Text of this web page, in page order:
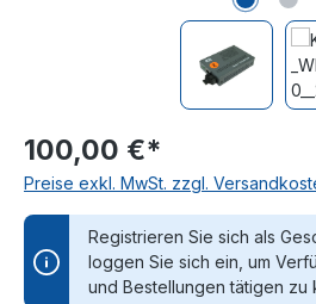
100,00 €*
Preise exkl. MwSt. zzgl.
Registrieren Sie sich als
loggen Sie sich ein, um
und Bestellungen tätigen zu